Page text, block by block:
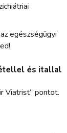
egészségügyi
és itallal
Viatrist” pontot.